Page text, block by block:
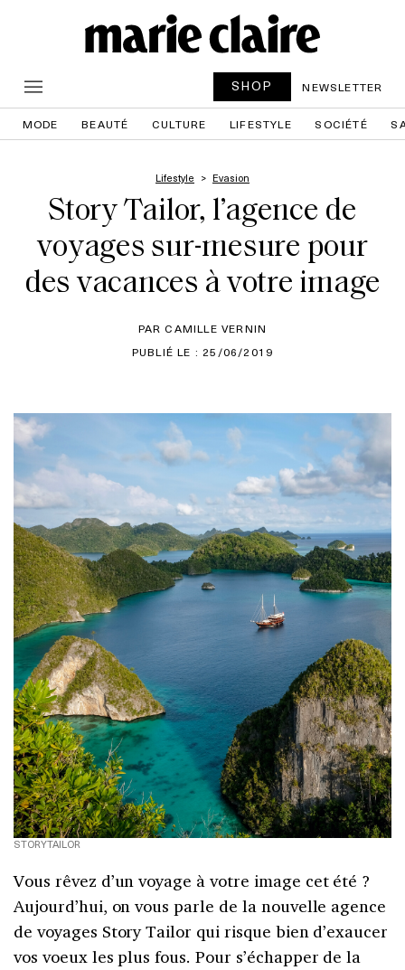
SHOP NEWSLETTER
MODE BEAUTÉ CULTURE LIFESTYLE SOCIÉTÉ
Lifestyle Evasion
Story Tailor, l’agence de
voyages sur-mesure pour
des vacances à votre image
PAR CAMILLE VERNIN
PUBLIÉ LE : 25/06/2019
STORYTAILOR
Vous rêvez d’un voyage à votre image cet été ?
Aujourd’hui, on vous parle de la nouvelle agence
de voyages Story Tailor qui risque bien d’exaucer
vos voeux les plus fous. Pour s’échapper de la